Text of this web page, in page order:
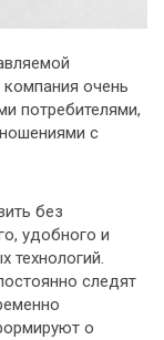
очень
потребителями,
с
без
удобного и
технологий.
следят
о